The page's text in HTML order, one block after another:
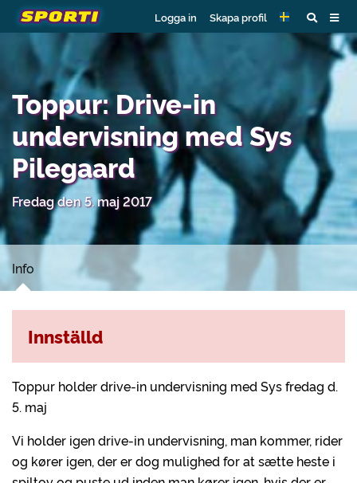
Logga in Skapa profil
Toppur: Drive-in
undervisning med Sys
Pilegaard
Fredag den 5. maj 2017
Info
Toppur holder drive-in undervisning med Sys fredag d.
5. maj
Vi holder igen drive-in undervisning, man kommer, rider
og kører igen, der er dog mulighed for at sætte heste i
Innställd